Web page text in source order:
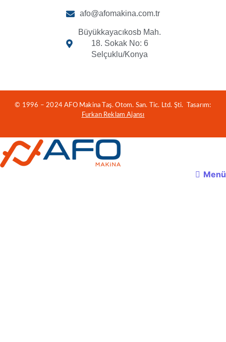
afo@afomakina.com.tr
Büyükkayacıkosb Mah.
18. Sokak No: 6
Selçuklu/Konya
© 1996 – 2024 AFO Makina Taş. Otom. San. Tic. Ltd. Şti. Tasarım:
Furkan Reklam Ajansı
Menü